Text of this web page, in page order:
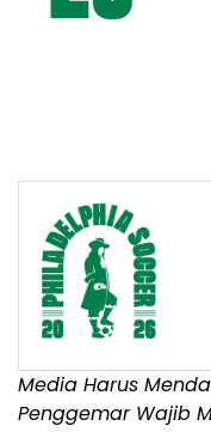
Media Harus
Penggemar Wajib